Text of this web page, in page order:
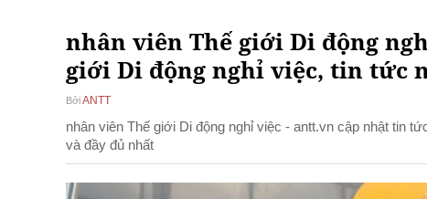
nhân viên Thế giới Di động
giới Di động nghỉ việc, tin tức
BởiANTT
nhân viên Thế giới Di động nghỉ việc - antt.vn cập nhật tin
và đầy đủ nhất